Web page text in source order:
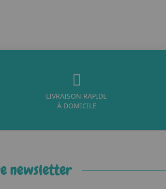
LIVRAISON RAPIDE
À DOMICILE
newsletter